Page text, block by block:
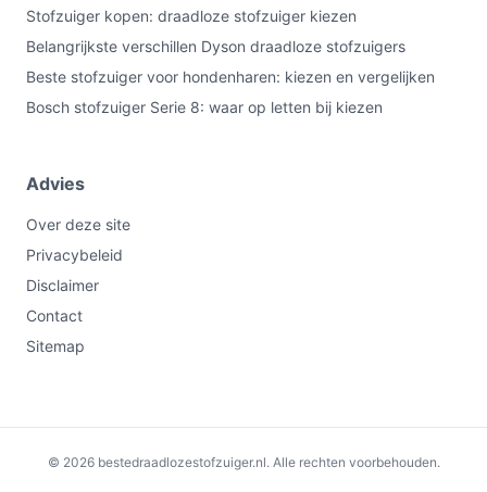
€139,00 Bekijk op bol.com
Stofzuiger kopen: draadloze stofzuiger kiezen
Belangrijkste verschillen Dyson draadloze stofzuigers
Beste stofzuiger voor hondenharen: kiezen en vergelijken
Bosch stofzuiger Serie 8: waar op letten bij kiezen
Advies
Over deze site
Privacybeleid
Disclaimer
Contact
Sitemap
© 2026 bestedraadlozestofzuiger.nl. Alle rechten voorbehouden.